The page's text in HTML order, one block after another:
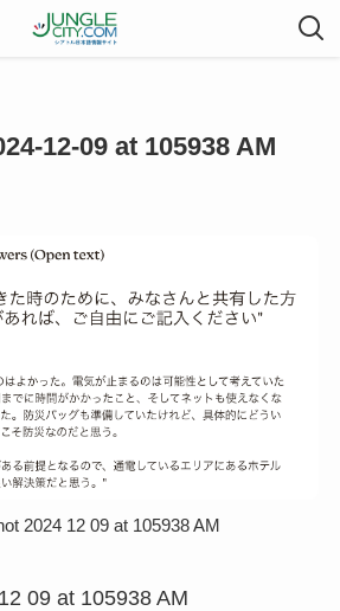
12-09 at 105938 AM
2024 12 09 at 105938 AM
09 at 105938 AM